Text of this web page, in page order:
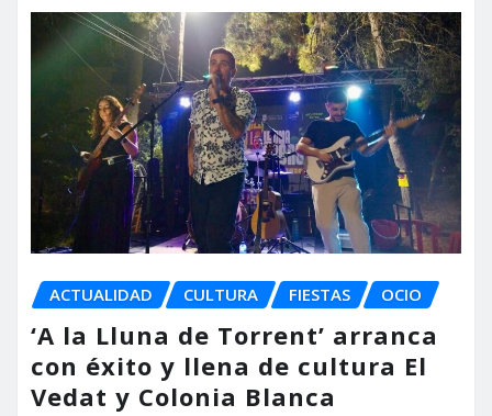
ACTUALIDAD CULTURA FIESTAS OCIO
‘A la Lluna de Torrent’ arranca
con éxito y llena de cultura El
Vedat y Colonia Blanca